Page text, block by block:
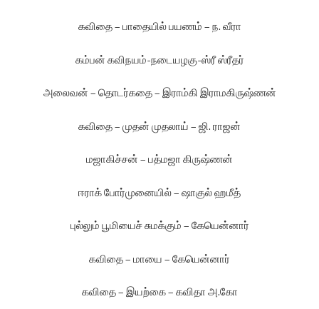
கவிதை – பாதையில் பயணம் – ந. வீரா
கம்பன் கவிநயம்-நடையழகு-ஸ்ரீ ஸ்ரீதர்
அலைவன் – தொடர்கதை – இராம்கி இராமகிருஷ்ணன்
கவிதை – முதன் முதலாய் – ஜி. ராஜன்
மஜாகிச்சன் – பத்மஜா கிருஷ்ணன்
ஈராக் போர்முனையில் – ஷாகுல் ஹமீத்
புல்லும் பூமியைச் சுமக்கும் – கேயென்னார்
கவிதை – மாயை – கேயென்னார்
கவிதை – இயற்கை – கவிதா அ.கோ